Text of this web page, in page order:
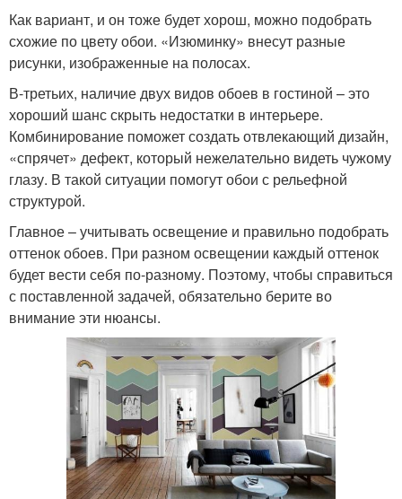
Как вариант, и он тоже будет хорош, можно подобрать
схожие по цвету обои. «Изюминку» внесут разные
рисунки, изображенные на полосах.
В-третьих, наличие двух видов обоев в гостиной – это
хороший шанс скрыть недостатки в интерьере.
Комбинирование поможет создать отвлекающий дизайн,
«спрячет» дефект, который нежелательно видеть чужому
глазу. В такой ситуации помогут обои с рельефной
структурой.
Главное – учитывать освещение и правильно подобрать
оттенок обоев. При разном освещении каждый оттенок
будет вести себя по-разному. Поэтому, чтобы справиться
с поставленной задачей, обязательно берите во
внимание эти нюансы.